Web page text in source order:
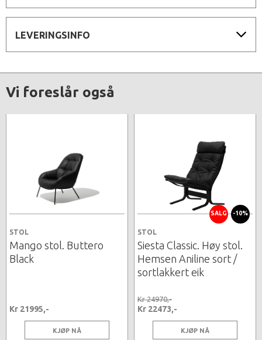
LEVERINGSINFO
Vi foreslår også
STOL
Mango stol. Buttero
Black
Kr 21995,-
KJØP NÅ
SALG -10%
STOL
Siesta Classic. Høy stol.
Hemsen Aniline sort /
sortlakkert eik
Kr 24970,-
Kr 22473,-
KJØP NÅ